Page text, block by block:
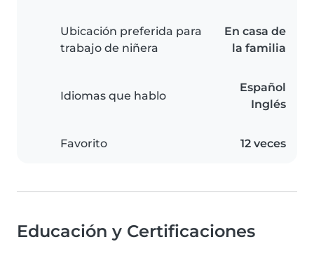
Ubicación preferida para
trabajo de niñera
En casa de
la familia
Idiomas que hablo
Español
Inglés
Favorito 12 veces
Educación y Certificaciones